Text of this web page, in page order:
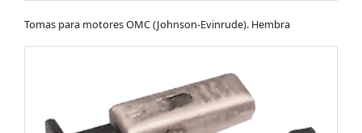
Tomas para motores OMC (Johnson-Evinrude). Hembra